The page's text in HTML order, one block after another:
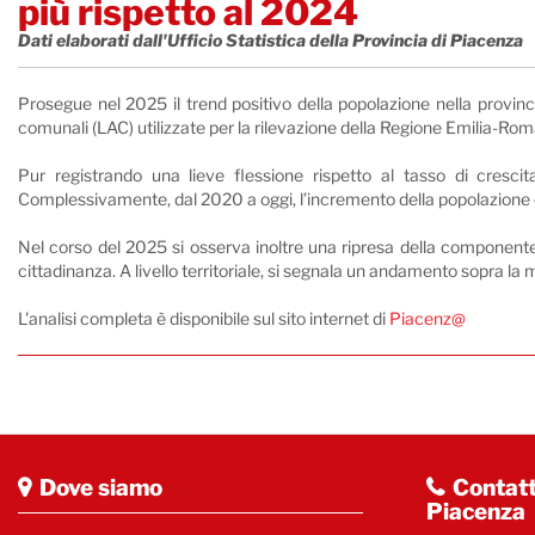
più rispetto al 2024
Dati elaborati dall'Ufficio Statistica della Provincia di Piacenza
Prosegue nel 2025 il trend positivo della popolazione nella
comunali (LAC) utilizzate per la rilevazione della Regione Emilia-
Pur registrando una lieve flessione rispetto al tasso di
Complessivamente, dal 2020 a oggi, l’incremento della
Nel corso del 2025 si osserva inoltre una ripresa della
cittadinanza. A livello territoriale, si segnala un andamento sopra la
L'analisi completa è disponibile sul sito internet di Piacenz@
Dove siamo
Piacenza